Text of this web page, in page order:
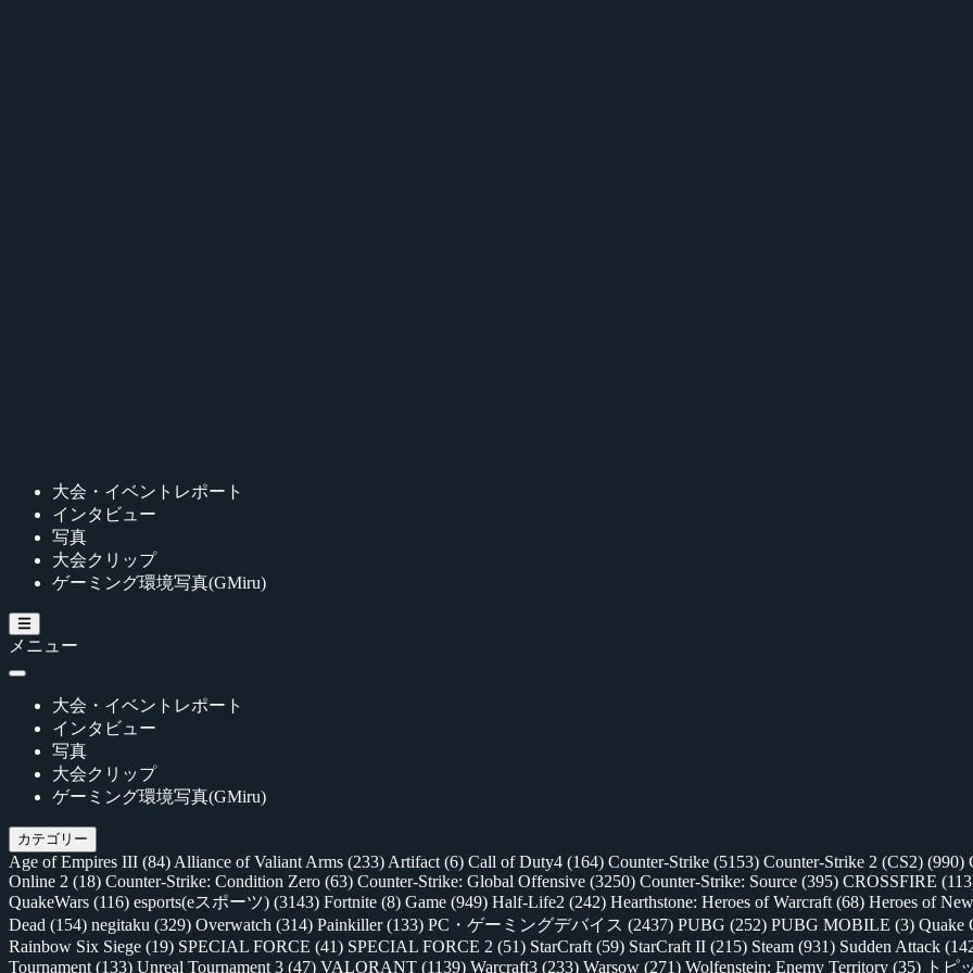
大会・イベントレポート
インタビュー
写真
大会クリップ
ゲーミング環境写真(GMiru)
メニュー
大会・イベントレポート
インタビュー
写真
大会クリップ
ゲーミング環境写真(GMiru)
カテゴリー
Age of Empires III (84) Alliance of Valiant Arms (233) Artifact (6) Call of Duty4 (164) Counter-Strike (5153) Counter-Strike 2 (CS2) (990)
Online 2 (18) Counter-Strike: Condition Zero (63) Counter-Strike: Global Offensive (3250) Counter-Strike: Source (395) CROSSFIRE
QuakeWars (116) esports(eスポーツ) (3143) Fortnite (8) Game (949) Half-Life2 (242) Hearthstone: Heroes of Warcraft (68) Heroes of
Dead (154) negitaku (329) Overwatch (314) Painkiller(133) PC・ゲーミングデバイス (2437) PUBG (252) PUBG MOBILE (3) Quake
Rainbow Six Siege (19) SPECIAL FORCE (41) SPECIAL FORCE 2 (51) StarCraft (59) StarCraft II (215) Steam (931) Sudden Attack
Tournament (133) Unreal Tournament 3 (47) VALORANT (1139) Warcraft3 (233) Warsow (271) Wolfenstein: Enemy Territory (35) トピ